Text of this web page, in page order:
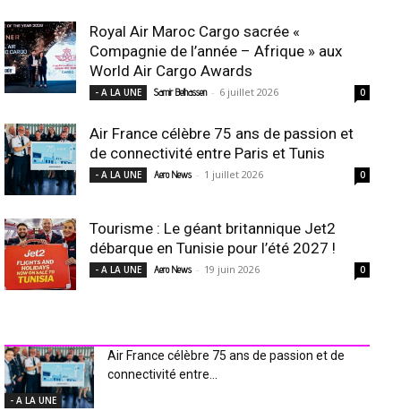
Royal Air Maroc Cargo sacrée «
Compagnie de l’année – Afrique » aux
World Air Cargo Awards
- A LA UNE Samir Belhassen - 6 juillet 2026 0
Air France célèbre 75 ans de passion et
de connectivité entre Paris et Tunis
- A LA UNE Aero News - 1 juillet 2026 0
Tourisme : Le géant britannique Jet2
débarque en Tunisie pour l’été 2027 !
- A LA UNE Aero News - 19 juin 2026 0
- A LA UNE
Air France célèbre 75 ans de passion et de
connectivité entre...